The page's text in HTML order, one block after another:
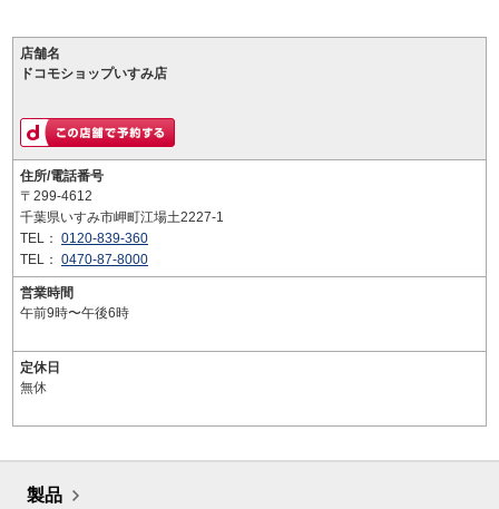
店舗名
ドコモショップいすみ店
住所/電話番号
〒299-4612
千葉県いすみ市岬町江場土2227-1
TEL： 0120-839-360
TEL： 0470-87-8000
営業時間
午前9時〜午後6時
定休日
無休
製品